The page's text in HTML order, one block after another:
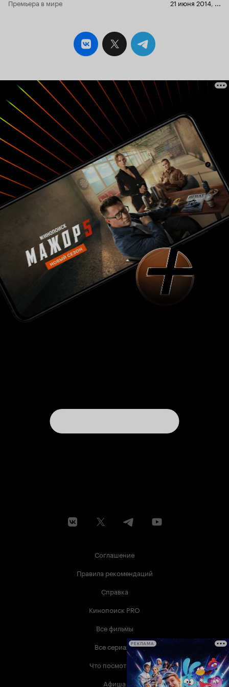
Премьера в мире
21 июня 2014, ...
Соглашение
Правила рекомендаций
Справка
Кинопоиск PRO
Все фильмы
Все сериалы
Что посмотреть
Афиша
РЕКЛАМА